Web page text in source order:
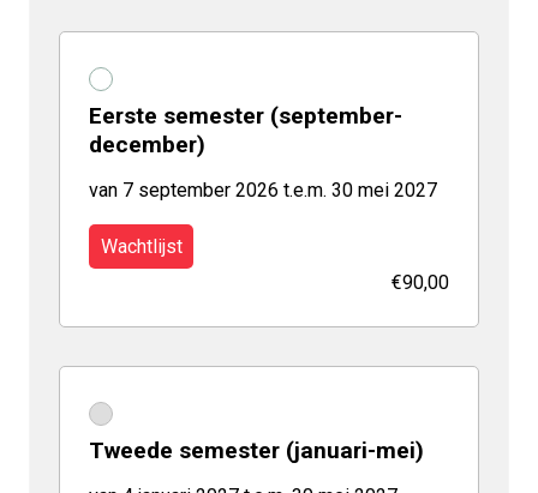
Eerste semester (september-
december)
van 7 september 2026 t.e.m. 30 mei 2027
Wachtlijst
€90,00
Tweede semester (januari-mei)